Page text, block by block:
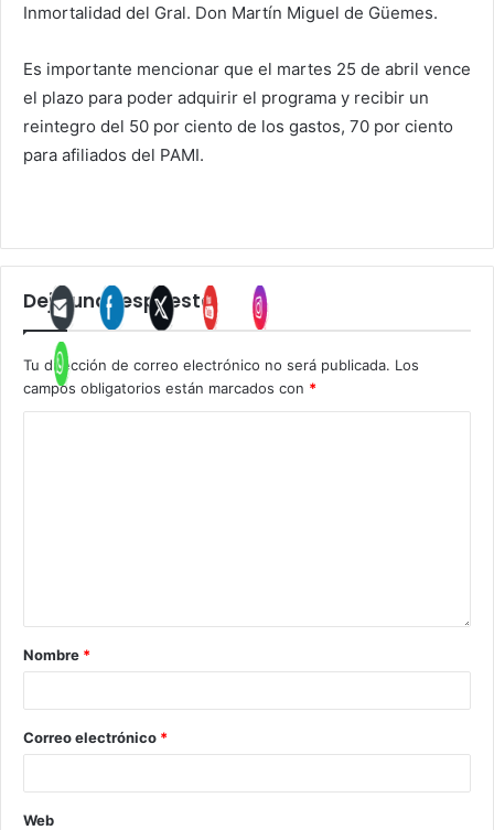
Inmortalidad del Gral. Don Martín Miguel de Güemes.
Es importante mencionar que el martes 25 de abril vence
el plazo para poder adquirir el programa y recibir un
reintegro del 50 por ciento de los gastos, 70 por ciento
para afiliados del PAMI.
Deja una respuesta
Tu dirección de correo electrónico no será publicada. Los
campos obligatorios están marcados con *
Nombre *
Correo electrónico *
Web